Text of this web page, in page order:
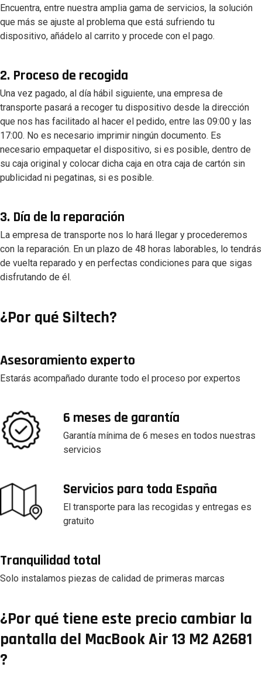
Encuentra, entre nuestra amplia gama de servicios, la solución
que más se ajuste al problema que está sufriendo tu
dispositivo, añádelo al carrito y procede con el pago.
2. Proceso de recogida
Una vez pagado, al día hábil siguiente, una empresa de
transporte pasará a recoger tu dispositivo desde la dirección
que nos has facilitado al hacer el pedido, entre las 09:00 y las
17:00. No es necesario imprimir ningún documento. Es
necesario empaquetar el dispositivo, si es posible, dentro de
su caja original y colocar dicha caja en otra caja de cartón sin
publicidad ni pegatinas, si es posible.
3. Día de la reparación
La empresa de transporte nos lo hará llegar y procederemos
con la reparación. En un plazo de 48 horas laborables, lo tendrás
de vuelta reparado y en perfectas condiciones para que sigas
disfrutando de él.
¿Por qué Siltech?
Asesoramiento experto
Estarás acompañado durante todo el proceso por expertos
6 meses de garantía
Garantía mínima de 6 meses en todos nuestras
servicios
Servicios para toda España
El transporte para las recogidas y entregas es
gratuito
Tranquilidad total
Solo instalamos piezas de calidad de primeras marcas
¿Por qué tiene este precio cambiar la
pantalla del MacBook Air 13 M2 A2681
?